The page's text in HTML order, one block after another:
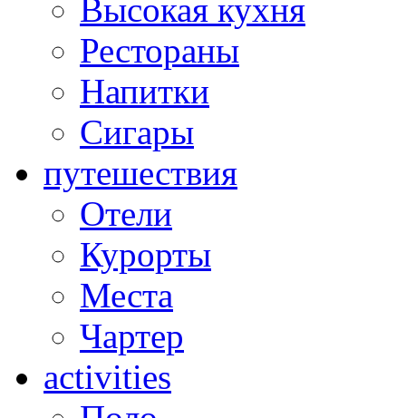
Высокая кухня
Рестораны
Напитки
Сигары
путешествия
Отели
Курорты
Места
Чартер
activities